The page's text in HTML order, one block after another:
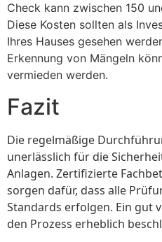
Check kann zwischen 150
Diese Kosten sollten als
Ihres Hauses gesehen
Erkennung von Mängeln
vermieden werden.
Fazit
Die regelmäßige
unerlässlich für die
Anlagen. Zertifizierte
sorgen dafür, dass alle
Standards erfolgen. Ein gut
den Prozess erheblich